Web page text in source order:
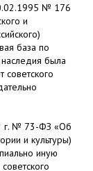
№ 176
и
база по
наследия была
г. № 73-ФЗ «Об
и культуры)
иную